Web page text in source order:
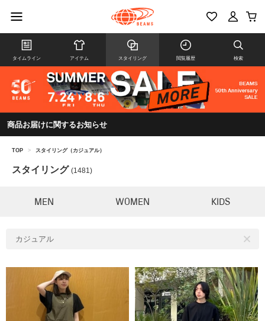
タイムライン アイテム スタイリング 閲覧履歴 検索
商品お届けに関するお知らせ
TOP > スタイリング（カジュアル）
スタイリング (1481)
MEN WOMEN KIDS
カジュアル